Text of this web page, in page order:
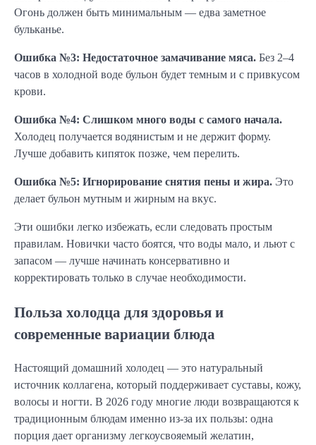
Огонь должен быть минимальным — едва заметное
бульканье.
Ошибка №3: Недостаточное замачивание мяса. Без 2–4
часов в холодной воде бульон будет темным и с привкусом
крови.
Ошибка №4: Слишком много воды с самого начала.
Холодец получается водянистым и не держит форму.
Лучше добавить кипяток позже, чем перелить.
Ошибка №5: Игнорирование снятия пены и жира. Это
делает бульон мутным и жирным на вкус.
Эти ошибки легко избежать, если следовать простым
правилам. Новички часто боятся, что воды мало, и льют с
запасом — лучше начинать консервативно и
корректировать только в случае необходимости.
Польза холодца для здоровья и
современные вариации блюда
Настоящий домашний холодец — это натуральный
источник коллагена, который поддерживает суставы, кожу,
волосы и ногти. В 2026 году многие люди возвращаются к
традиционным блюдам именно из-за их пользы: одна
порция дает организму легкоусвояемый желатин,